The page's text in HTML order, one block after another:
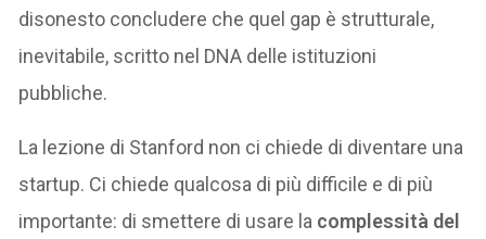
disonesto concludere che quel gap è strutturale,
inevitabile, scritto nel DNA delle istituzioni
pubbliche.
La lezione di Stanford non ci chiede di diventare una
startup. Ci chiede qualcosa di più difficile e di più
importante: di smettere di usare la complessità del